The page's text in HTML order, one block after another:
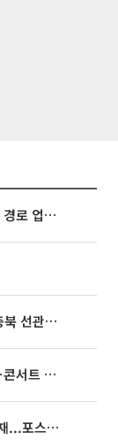
태풍 '돌핀' 오키나와 접근…일본기상청 경로 업데이트
압수수색
빅뱅, 20주년 기념 '새 뱅봉' 선보인다⋯콘서트 앞두고 팝업 개최
[증시키워드] 반도체 충격 뚫은 개별 호재...포스코퓨처엠·에코프로·한화솔루션 '눈길'